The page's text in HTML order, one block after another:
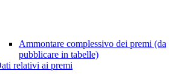
Ammontare complessivo dei premi (da
pubblicare in tabelle)
relativi ai premi